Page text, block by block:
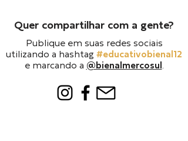
Quer compartilhar com a gente?
Publique em suas redes sociais
utilizando a hashtag #educativobienal12
e marcando a @bienalmercosul .